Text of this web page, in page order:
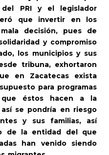
PRI y el legislador
que invertir en los
decisión, pues de
y compromiso
los municipios y sus
tribuna, exhortaron
en Zacatecas exista
para programas
éstos hacen a la
se pondría en riesgo
y sus familias, así
de la entidad del que
han venido siendo